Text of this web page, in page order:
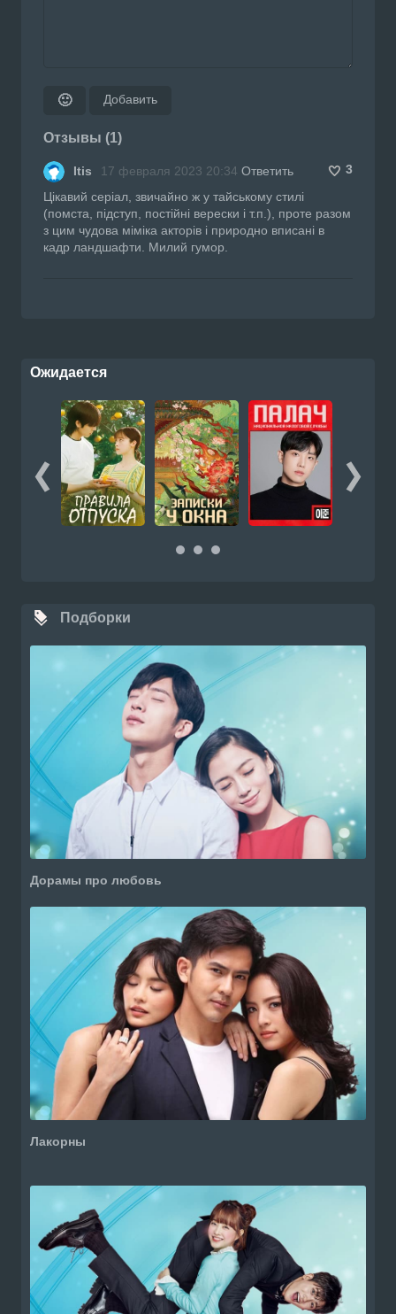
🙂 Добавить
Отзывы (1)
Itis 17 февраля 2023 20:34 Ответить
3
Цікавий серіал, звичайно ж у тайському стилі
(помста, підступ, постійні верески і т.п.), проте разом
з цим чудова міміка акторів і природно вписані в
кадр ландшафти. Милий гумор.
Ожидается
Подборки
Дорамы про любовь
Лакорны